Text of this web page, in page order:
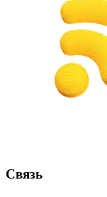
Связь